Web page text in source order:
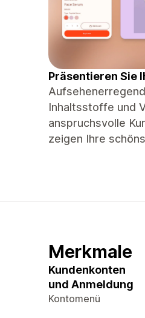
Präsentieren Sie
Inhaltsstoffe und
anspruchsvolle
zeigen Ihre
Merkmale
Kundenkonten
und Anmeldung
Kontomenü